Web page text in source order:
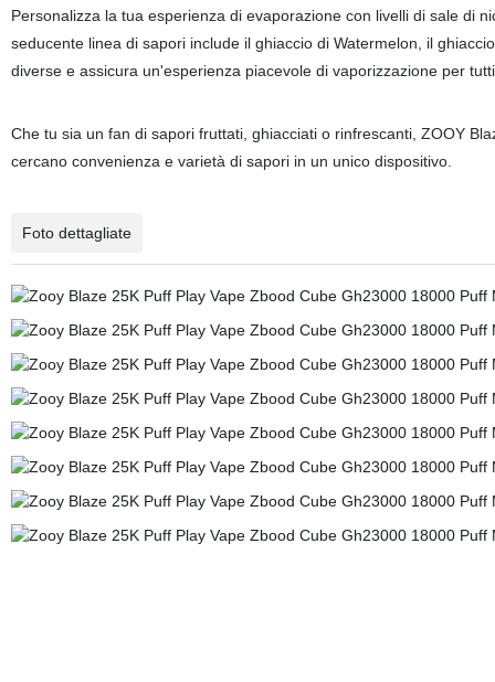
Personalizza la tua esperienza di evaporazione con livelli di sale di
seducente linea di sapori include il ghiaccio di Watermelon, il
diverse e assicura un'esperienza piacevole di vaporizzazione per
Che tu sia un fan di sapori fruttati, ghiacciati o rinfrescanti, ZOOY
cercano convenienza e varietà di sapori in un unico dispositivo.
Foto dettagliate